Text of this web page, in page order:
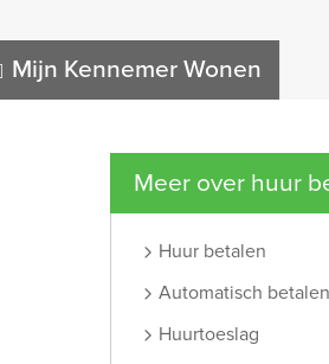
Mijn Kennemer Wonen
Meer over huur
Huur betalen
Automatisch betalen
Huurtoeslag